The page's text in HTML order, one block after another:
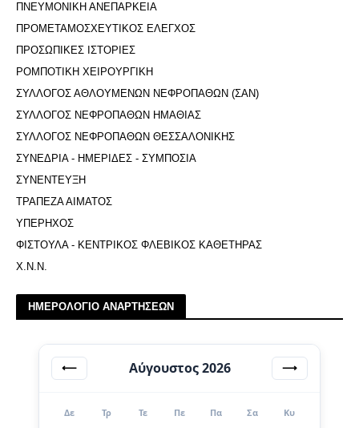
ΠΝΕΥΜΟΝΙΚΗ ΑΝΕΠΑΡΚΕΙΑ
ΠΡΟΜΕΤΑΜΟΣΧΕΥΤΙΚΟΣ ΕΛΕΓΧΟΣ
ΠΡΟΣΩΠΙΚΕΣ ΙΣΤΟΡΙΕΣ
ΡΟΜΠΟΤΙΚΗ ΧΕΙΡΟΥΡΓΙΚΗ
ΣΥΛΛΟΓΟΣ ΑΘΛΟΥΜΕΝΩΝ ΝΕΦΡΟΠΑΘΩΝ (ΣΑΝ)
ΣΥΛΛΟΓΟΣ ΝΕΦΡΟΠΑΘΩΝ ΗΜΑΘΙΑΣ
ΣΥΛΛΟΓΟΣ ΝΕΦΡΟΠΑΘΩΝ ΘΕΣΣΑΛΟΝΙΚΗΣ
ΣΥΝΕΔΡΙΑ - ΗΜΕΡΙΔΕΣ - ΣΥΜΠΟΣΙΑ
ΣΥΝΕΝΤΕΥΞΗ
ΤΡΑΠΕΖΑ ΑΙΜΑΤΟΣ
ΥΠΕΡΗΧΟΣ
ΦΙΣΤΟΥΛΑ - ΚΕΝΤΡΙΚΟΣ ΦΛΕΒΙΚΟΣ ΚΑΘΕΤΗΡΑΣ
Χ.Ν.Ν.
ΗΜΕΡΟΛΟΓΙΟ ΑΝΑΡΤΗΣΕΩΝ
⟵ Αύγουστος 2026 ⟶
Δε Τρ Τε Πε Πα Σα Κυ